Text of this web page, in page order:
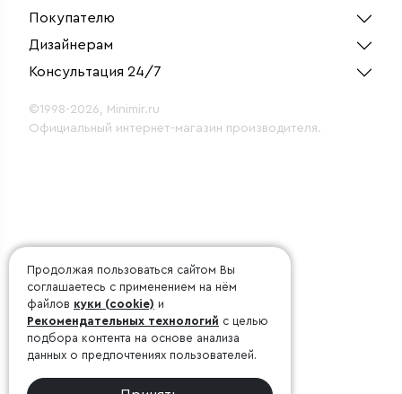
Покупателю
Дизайнерам
Консультация 24/7
©1998-2026, Minimir.ru
Официальный интернет-магазин производителя.
Продолжая пользоваться сайтом Вы
соглашаетесь с применением на нём
файлов куки (cookie) и
Рекомендательных технологий с целью
подбора контента на основе анализа
данных о предпочтениях пользователей.